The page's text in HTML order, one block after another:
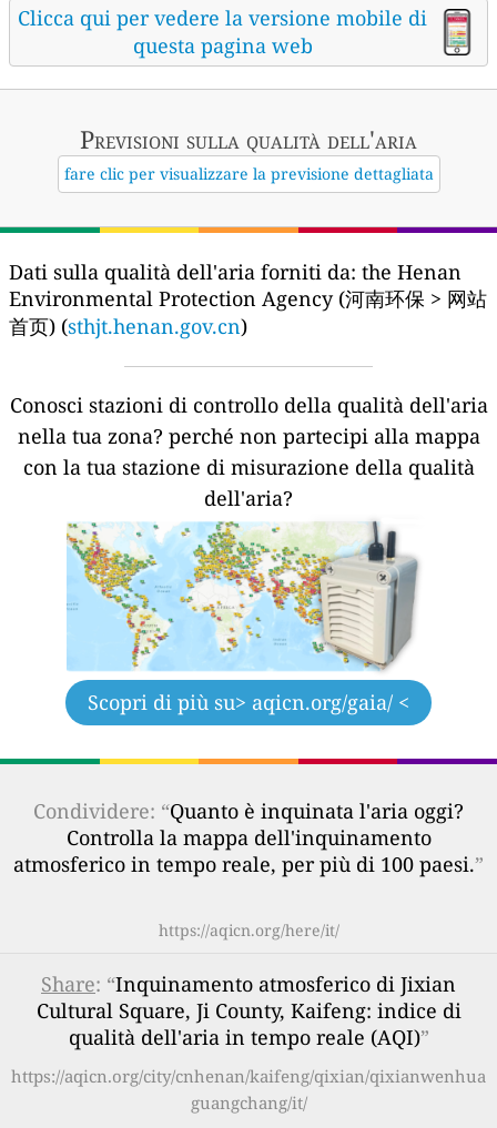
Clicca qui per vedere la versione mobile di
questa pagina web
Previsioni sulla qualità dell'aria
fare clic per visualizzare la previsione dettagliata
Dati sulla qualità dell'aria forniti da: the Henan
Environmental Protection Agency (河南环保 > 网站
首页) (sthjt.henan.gov.cn)
Conosci stazioni di controllo della qualità dell'aria
nella tua zona? perché non partecipi alla mappa
con la tua stazione di misurazione della qualità
dell'aria?
Scopri di più su> aqicn.org/gaia/ <
Condividere: “Quanto è inquinata l'aria oggi?
Controlla la mappa dell'inquinamento
atmosferico in tempo reale, per più di 100 paesi.”
https://aqicn.org/here/it/
Share: “Inquinamento atmosferico di Jixian
Cultural Square, Ji County, Kaifeng: indice di
qualità dell'aria in tempo reale (AQI)”
https://aqicn.org/city/cnhenan/kaifeng/qixian/qixianwenhua
guangchang/it/